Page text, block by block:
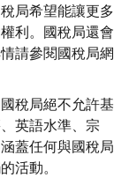
局希望能讓更多
利。國稅局還會
請參閱國稅局網
稅局絕不允許基
英語水準、宗
蓋任何與國稅局
活動。